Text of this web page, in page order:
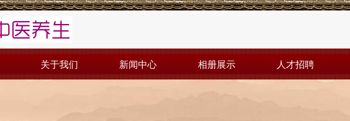
关于我们 新闻中心 相册展示 人才招聘